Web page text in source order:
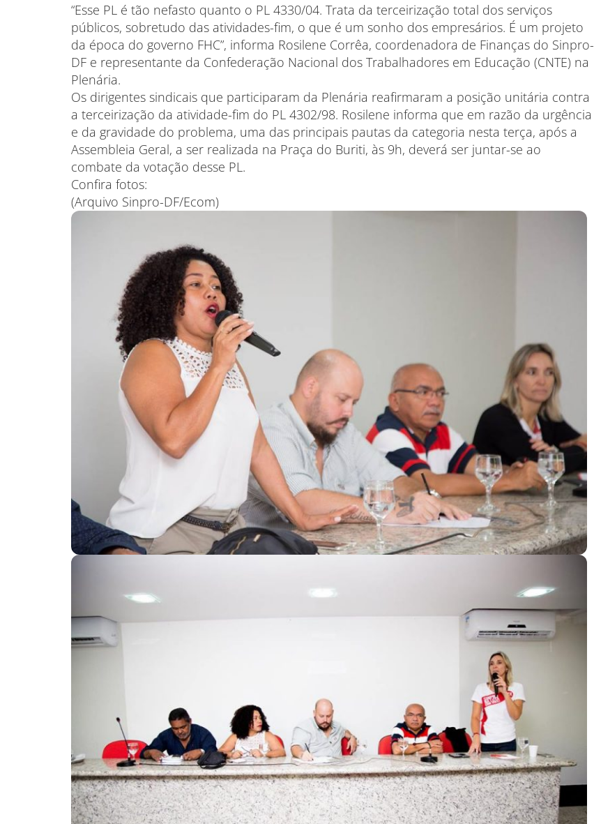
“Esse PL é tão nefasto quanto o PL 4330/04. Trata da terceirização total dos serviços
públicos, sobretudo das atividades-fim, o que é um sonho dos empresários. É um projeto
da época do governo FHC”, informa Rosilene Corrêa, coordenadora de Finanças do Sinpro-
DF e representante da Confederação Nacional dos Trabalhadores em Educação (CNTE) na
Plenária.
Os dirigentes sindicais que participaram da Plenária reafirmaram a posição unitária contra
a terceirização da atividade-fim do PL 4302/98. Rosilene informa que em razão da urgência
e da gravidade do problema, uma das principais pautas da categoria nesta terça, após a
Assembleia Geral, a ser realizada na Praça do Buriti, às 9h, deverá ser juntar-se ao
combate da votação desse PL.
Confira fotos:
(Arquivo Sinpro-DF/Ecom)